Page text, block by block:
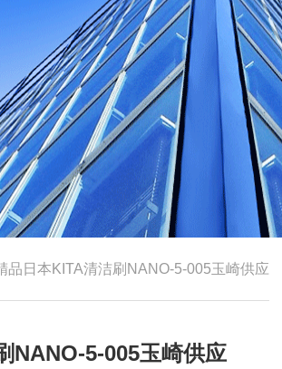
品日本KITA清洁刷NANO-5-005玉崎供应
NANO-5-005玉崎供应